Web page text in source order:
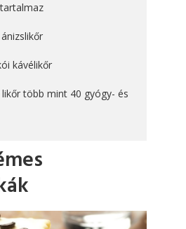
kávélikőr
több mint 40 gyógy- és